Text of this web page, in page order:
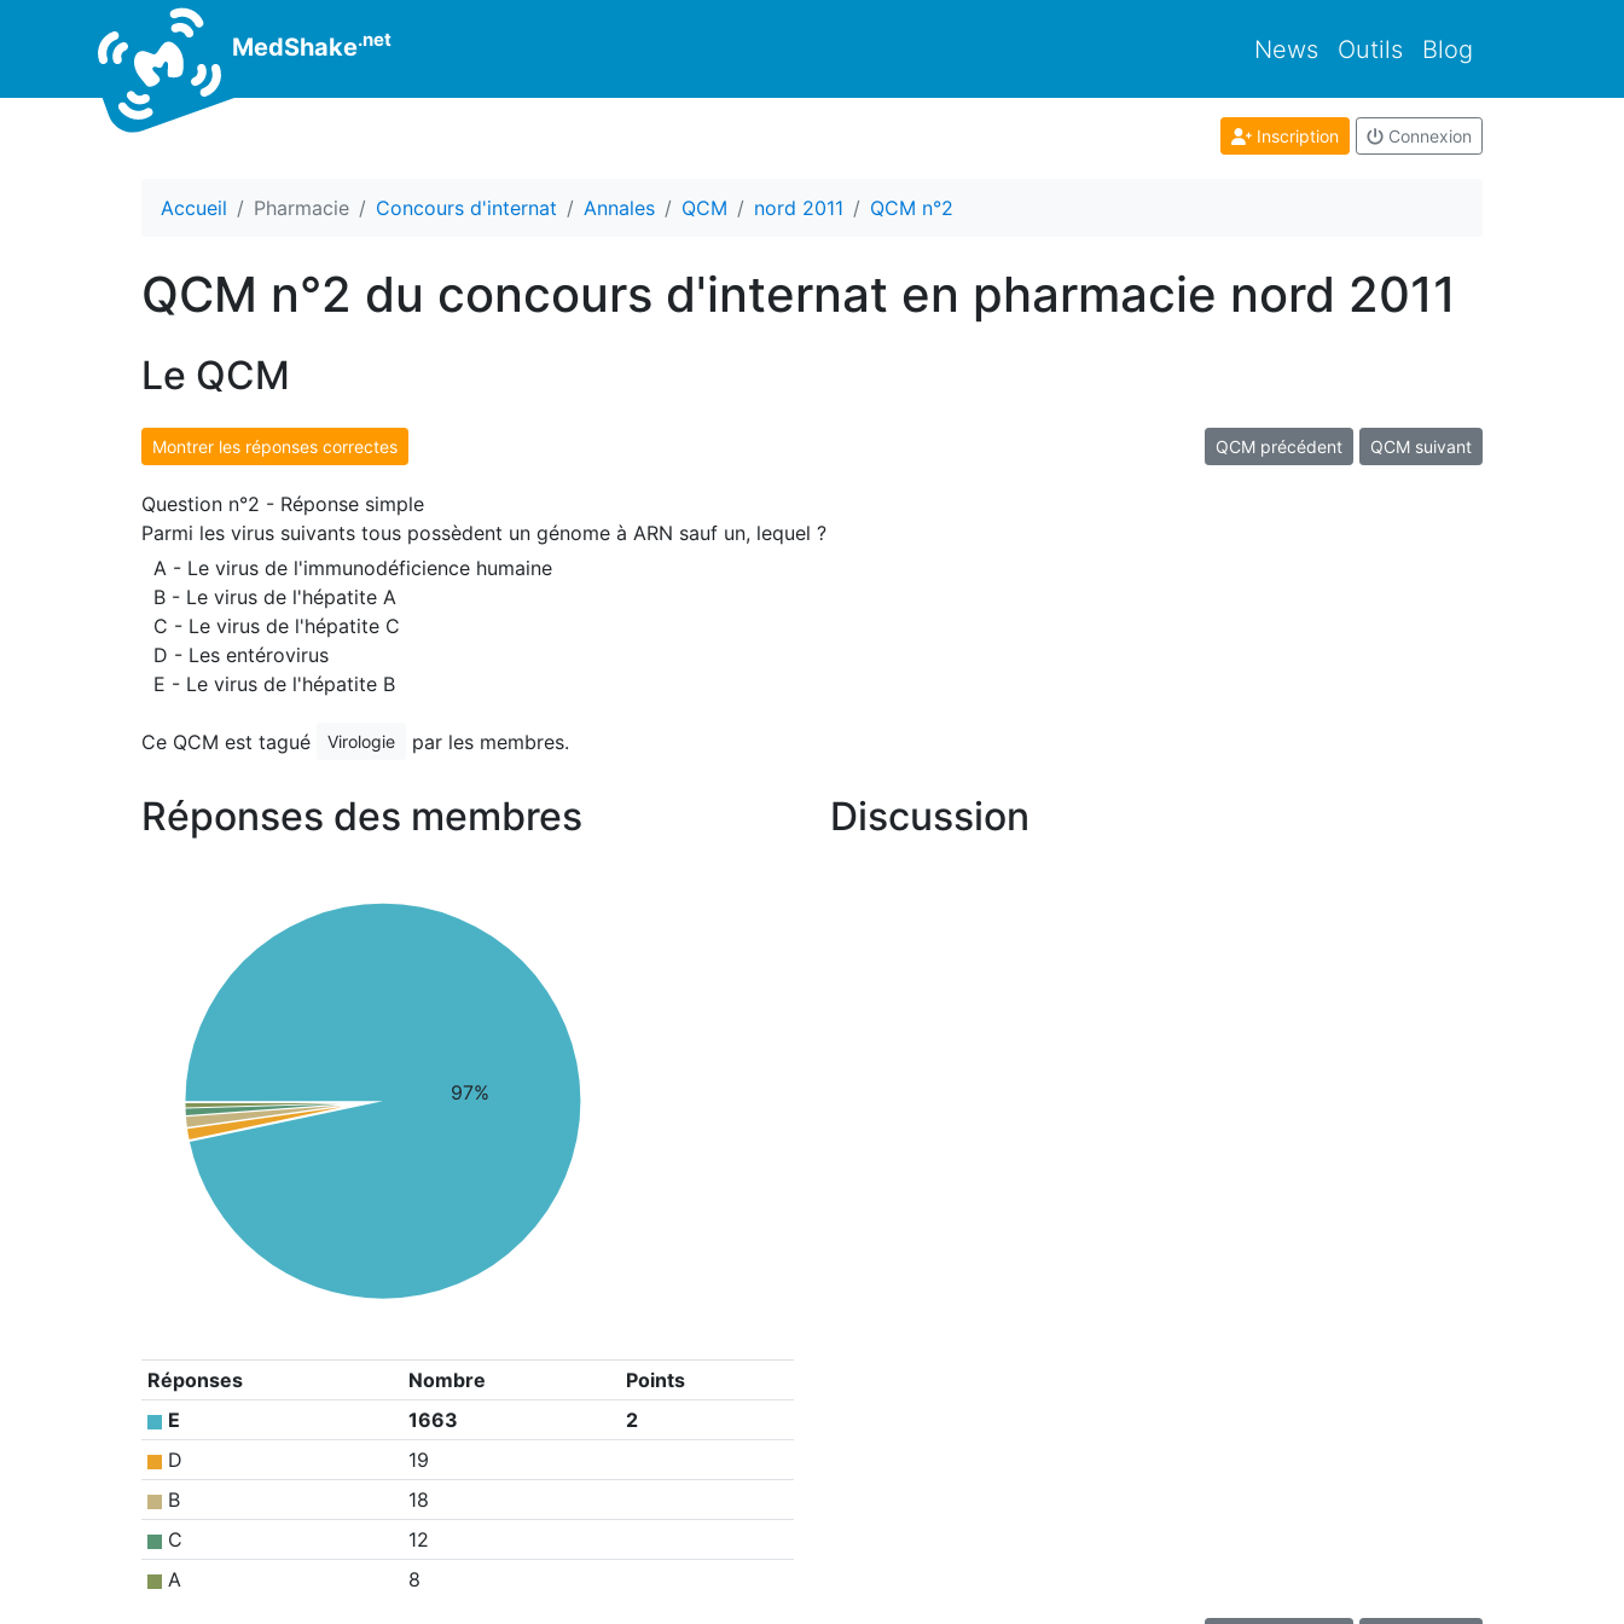
MedShake.net News Outils Blog
Inscription Connexion
Accueil Pharmacie Concours d'internat Annales QCM nord 2011 QCM n°2
QCM n°2 du concours d'internat en pharmacie nord 2011
Le QCM
Montrer les réponses correctes QCM précédent QCM suivant
Question n°2 - Réponse simple
Parmi les virus suivants tous possèdent un génome à ARN sauf un, lequel ?
A - Le virus de l'immunodéficience humaine
B - Le virus de l'hépatite A
C - Le virus de l'hépatite C
D - Les entérovirus
E - Le virus de l'hépatite B
Ce QCM est tagué Virologie par les membres.
Réponses des membres
97%
Réponses Nombre
Points
E
1663
2
D
19
B
18
C
12
A
8
Discussion